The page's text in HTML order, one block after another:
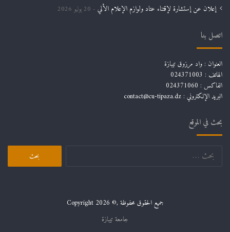
يسر هيئة الملتقى الوطني الاول حول الذكاء الاصطناعي و دوره في تعزيز التسويق الرقمي
إعلان عن إستشارة لإقتناء عتاد ولوازم الإعلام الألي 20 يوليو 2026
اتصل بنا
العنوان : واد مرزوق تيبازة
الهاتف : 024371003
الفاكس : 024371060
البريد الإلكتروني : contact@cu-tipaza.dz
بحث في الموقع
البحث
جميع الحقوق محفوظة ,© Copyright 2026
جامعة تيبازة